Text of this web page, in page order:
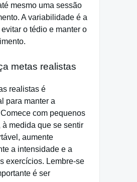
mesmo uma sessão
A variabilidade é a
o tédio e manter o
metas realistas
realistas é
para manter a
com pequenos
à medida que se sentir
aumente
a intensidade e a
exercícios. Lembre-se
é ser